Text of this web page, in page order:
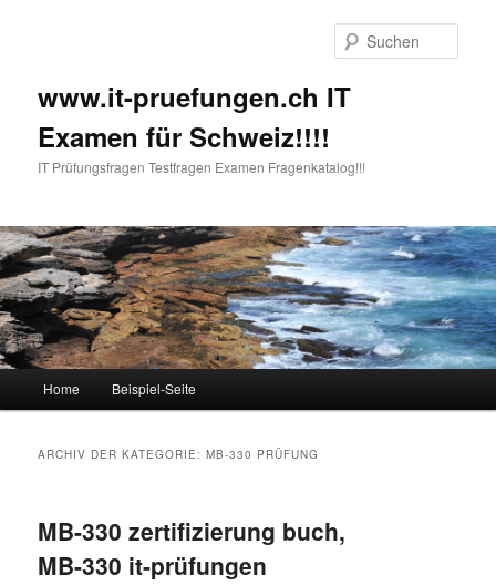
www.it-pruefungen.ch IT
Examen für Schweiz!!!!
IT Prüfungsfragen Testfragen Examen Fragenkatalog!!!
Zum Inhalt wechseln
Zum sekundären Inhalt wechseln
Home Beispiel-Seite
ARCHIV DER KATEGORIE:MB-330 PRÜFUNG
MB-330 zertifizierung buch,
MB-330 it-prüfungen